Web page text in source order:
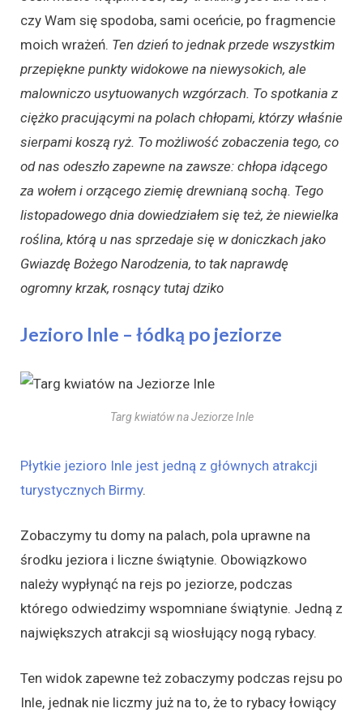
czy Wam się spodoba, sami oceńcie, po fragmencie
moich wrażeń. Ten dzień to jednak przede wszystkim
przepiękne punkty widokowe na niewysokich, ale
malowniczo usytuowanych wzgórzach. To spotkania z
ciężko pracującymi na polach chłopami, którzy właśnie
sierpami koszą ryż. To możliwość zobaczenia tego, co
od nas odeszło zapewne na zawsze: chłopa idącego
za wołem i orzącego ziemię drewnianą sochą. Tego
listopadowego dnia dowiedziałem się też, że niewielka
roślina, którą u nas sprzedaje się w doniczkach jako
Gwiazdę Bożego Narodzenia, to tak naprawdę
ogromny krzak, rosnący tutaj dziko
Jezioro Inle – łódką po jeziorze
Targ kwiatów na Jeziorze Inle
Płytkie jezioro Inle jest jedną z głównych atrakcji
turystycznych Birmy.
Zobaczymy tu domy na palach, pola uprawne na
środku jeziora i liczne świątynie. Obowiązkowo
należy wypłynąć na rejs po jeziorze, podczas
którego odwiedzimy wspomniane świątynie. Jedną z
największych atrakcji są wiosłujący nogą rybacy.
Ten widok zapewne też zobaczymy podczas rejsu po
Inle, jednak nie liczmy już na to, że to rybacy łowiący